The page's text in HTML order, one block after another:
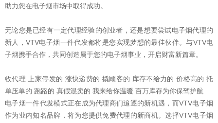
助力您在电子烟市场中取得成功。
无论您是已经有一定代理经验的创业者，还是想要尝试电子烟代理的
新人，VTV电子烟一件代发都将是您实现梦想的最佳伙伴。与VTV电
子烟携手合作，共同创造属于您的电子烟事业，开启财富新篇章。
收代理 上家停发的 涨快递费的 撬顾客的 库存不给力的 价格高的 托
单压单的 跑路的 真假混卖的 我来给你温暖 百万库存为你保驾护航
电子烟一件代发模式正在成为代理商们追逐的新机遇，而VTV电子烟
作为业内知名品牌，将为您提供免费代理的新商机。选择VTV电子烟